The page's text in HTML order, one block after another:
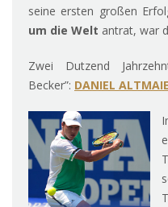
seine ersten großen
um die Welt antrat, war
Zwei Dutzend
Becker”: DANIEL